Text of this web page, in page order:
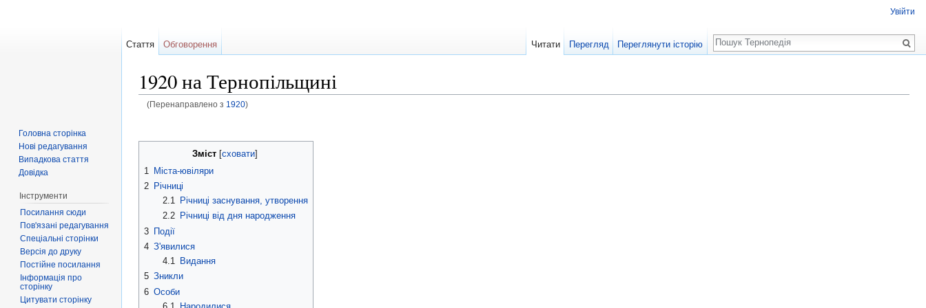
1920 на Тернопільщині
(Перенаправлено з 1920)
Зміст[сховати]
1
Міста-ювіляри
2 Річниці
2.1
Річниці заснування, утворення
2.2
Річниці від дня народження
3 Події
4 З'явилися
4.1
Видання
5 Зникли
6 Особи
Увійти
Стаття Обговорення Читати Перегляд Переглянути історію
Пошук
Головна сторінка
Нові редагування
Випадкова стаття
Довідка
Інструменти
Посилання сюди
Пов'язані редагування
Спеціальні сторінки
Версія до друку
Постійне посилання
Інформація про
сторінку
Цитувати сторінку